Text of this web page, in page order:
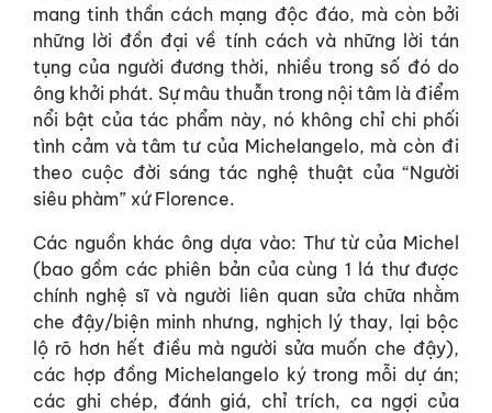
mang tinh thần cách mạng độc đáo, mà còn bởi
những lời đồn đại về tính cách và những lời tán
tụng của người đương thời, nhiều trong số đó do
ông khởi phát. Sự mâu thuẫn trong nội tâm là điểm
nổi bật của tác phẩm này, nó không chỉ chi phối
tình cảm và tâm tư của Michelangelo, mà còn đi
theo cuộc đời sáng tác nghệ thuật của “Người
siêu phàm” xứ Florence.
Các nguồn khác ông dựa vào: Thư từ của Michel
(bao gồm các phiên bản của cùng 1 lá thư được
chính nghệ sĩ và người liên quan sửa chữa nhằm
che đậy/biện minh nhưng, nghịch lý thay, lại bộc
lộ rõ hơn hết điều mà người sửa muốn che đậy),
các hợp đồng Michelangelo ký trong mỗi dự án;
các ghi chép, đánh giá, chỉ trích, ca ngợi của